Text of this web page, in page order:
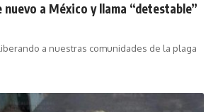
a México y llama “detestable”
a nuestras comunidades de la plaga